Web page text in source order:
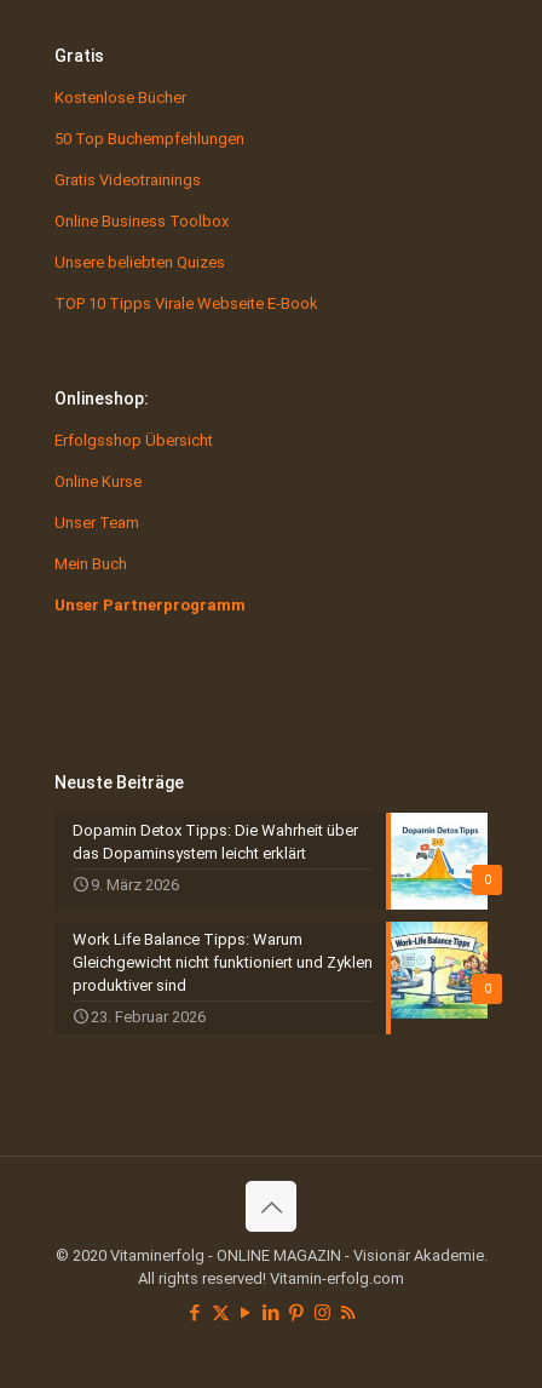
Gratis
Kostenlose Bücher
50 Top Buchempfehlungen
Gratis Videotrainings
Online Business Toolbox
Unsere beliebten Quizes
TOP 10 Tipps Virale Webseite E-Book
Onlineshop:
Erfolgsshop Übersicht
Online Kurse
Unser Team
Mein Buch
Unser Partnerprogramm
Neuste Beiträge
0
Dopamin Detox Tipps: Die Wahrheit über
das Dopaminsystem leicht erklärt
9. März 2026
0
Work Life Balance Tipps: Warum
Gleichgewicht nicht funktioniert und Zyklen
produktiver sind
23. Februar 2026
© 2020 Vitaminerfolg - ONLINE MAGAZIN - Visionär Akademie.
All rights reserved! Vitamin-erfolg.com